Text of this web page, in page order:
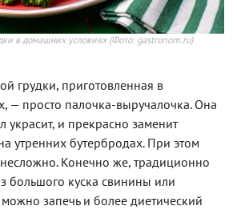
в домашних условиях(Фото: gastronom.ru)
грудки, приготовленная в
— просто палочка-выручалочка. Она
украсит, и прекрасно заменит
утренних бутербродах. При этом
несложно. Конечно же, традиционно
большого куска свинины или
запечь и более диетический